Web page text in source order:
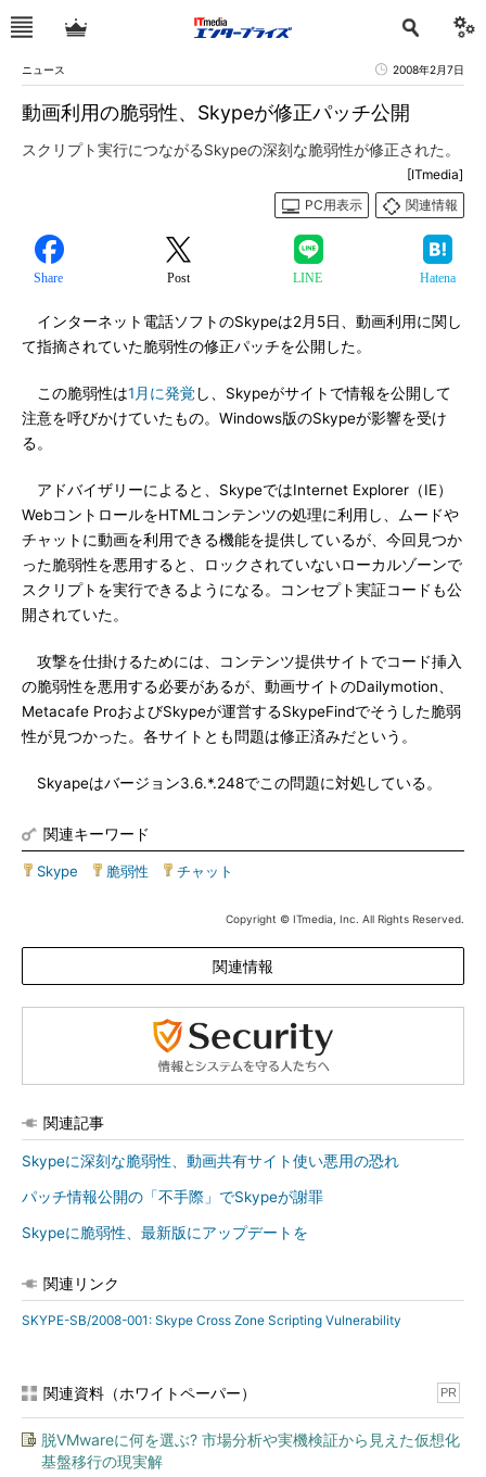
ニュース 2008年2月7日
動画利用の脆弱性、Skypeが修正パッチ公開
スクリプト実行につながるSkypeの深刻な脆弱性が修正された。
[ITmedia]
PC用表示
関連情報
Share Post LINE Hatena
インターネット電話ソフトのSkypeは2月5日、動画利用に関し
て指摘されていた脆弱性の修正パッチを公開した。
この脆弱性は1月に発覚 し、Skypeがサイトで情報を公開して
注意を呼びかけていたもの。Windows版のSkypeが影響を受け
る。
アドバイザリーによると、SkypeではInternet Explorer（IE）
WebコントロールをHTMLコンテンツの処理に利用し、ムードや
チャットに動画を利用できる機能を提供しているが、今回見つか
った脆弱性を悪用すると、ロックされていないローカルゾーンで
スクリプトを実行できるようになる。コンセプト実証コードも公
開されていた。
攻撃を仕掛けるためには、コンテンツ提供サイトでコード挿入
の脆弱性を悪用する必要があるが、動画サイトのDailymotion、
Metacafe ProおよびSkypeが運営するSkypeFindでそうした脆弱
性が見つかった。各サイトとも問題は修正済みだという。
Skyapeはバージョン3.6.*.248でこの問題に対処している。
関連キーワード
Skype 脆弱性 チャット
Copyright © ITmedia, Inc. All Rights Reserved.
関連情報
関連記事
Skypeに深刻な脆弱性、動画共有サイト使い悪用の恐れ
パッチ情報公開の「不手際」でSkypeが謝罪
Skypeに脆弱性、最新版にアップデートを
関連リンク
SKYPE-SB/2008-001: Skype Cross Zone Scripting Vulnerability
関連資料（ホワイトペーパー） PR
脱VMwareに何を選ぶ? 市場分析や実機検証から見えた仮想化
基盤移行の現実解